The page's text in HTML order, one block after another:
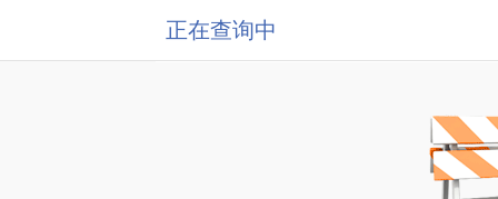
正在查询中